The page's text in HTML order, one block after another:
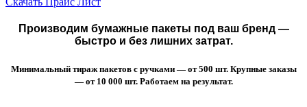
Производим бумажные пакеты под ваш бренд —
быстро и без лишних затрат.
Минимальный тираж пакетов с ручками — от 500 шт. Крупные заказы
— от 10 000 шт. Работаем на результат.